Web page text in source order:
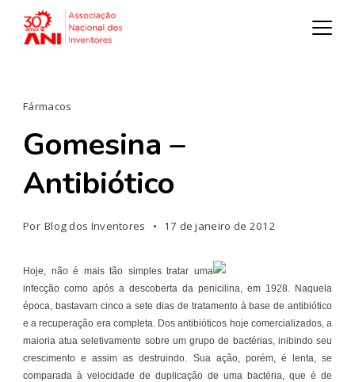
Fármacos
Gomesina –
Antibiótico
Por Blog dos Inventores 17 de janeiro de 2012
Hoje, não é mais tão simples tratar uma
infecção como após a descoberta da penicilina, em 1928. Naquela
época, bastavam cinco a sete dias de tratamento à base de antibiótico
e a recuperação era completa. Dos antibióticos hoje comercializados, a
maioria atua seletivamente sobre um grupo de bactérias, inibindo seu
crescimento e assim as destruindo. Sua ação, porém, é lenta, se
comparada à velocidade de duplicação de uma bactéria, que é de